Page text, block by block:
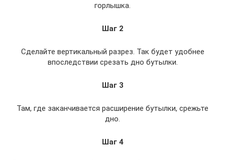
горлышка.
Шаг 2
Сделайте вертикальный разрез. Так будет удобнее
впоследствии срезать дно бутылки.
Шаг 3
Там, где заканчивается расширение бутылки, срежьте
дно.
Шаг 4